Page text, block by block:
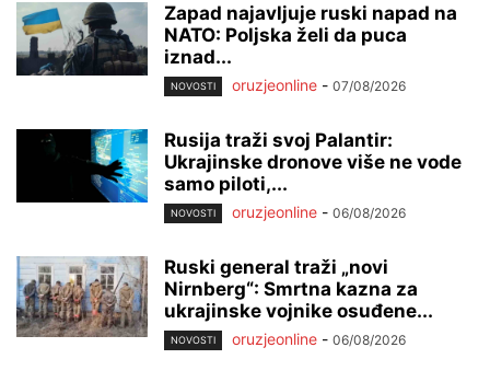
Zapad najavljuje ruski napad na
NATO: Poljska želi da puca
iznad...
NOVOSTI oruzjeonline - 07/08/2026
Rusija traži svoj Palantir:
Ukrajinske dronove više ne vode
samo piloti,...
NOVOSTI oruzjeonline - 06/08/2026
Ruski general traži „novi
Nirnberg“: Smrtna kazna za
ukrajinske vojnike osuđene...
NOVOSTI oruzjeonline - 06/08/2026